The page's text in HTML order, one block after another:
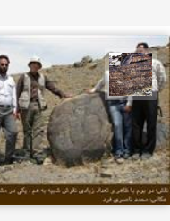
محمد ناصری فرد